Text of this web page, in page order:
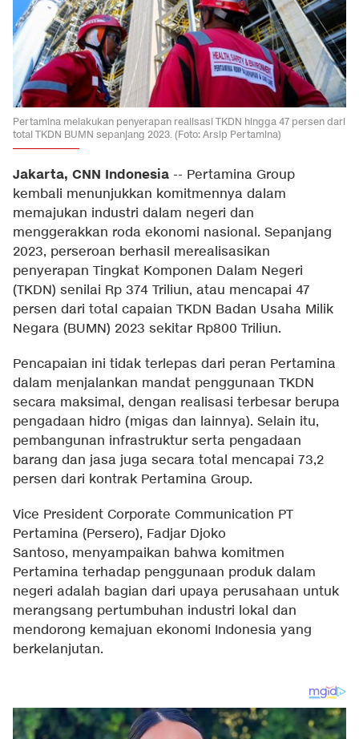
Pertamina melakukan penyerapan realisasi TKDN hingga 47 persen dari
total TKDN BUMN sepanjang 2023. (Foto: Arsip Pertamina)
Jakarta, CNN Indonesia -- Pertamina Group
kembali menunjukkan komitmennya dalam
memajukan industri dalam negeri dan
menggerakkan roda ekonomi nasional. Sepanjang
2023, perseroan berhasil merealisasikan
penyerapan Tingkat Komponen Dalam Negeri
(TKDN) senilai Rp 374 Triliun, atau mencapai 47
persen dari total capaian TKDN Badan Usaha Milik
Negara (BUMN) 2023 sekitar Rp800 Triliun.
Pencapaian ini tidak terlepas dari peran Pertamina
dalam menjalankan mandat penggunaan TKDN
secara maksimal, dengan realisasi terbesar berupa
pengadaan hidro (migas dan lainnya). Selain itu,
pembangunan infrastruktur serta pengadaan
barang dan jasa juga secara total mencapai 73,2
persen dari kontrak Pertamina Group.
Vice President Corporate Communication PT
Pertamina (Persero), Fadjar Djoko
Santoso, menyampaikan bahwa komitmen
Pertamina terhadap penggunaan produk dalam
negeri adalah bagian dari upaya perusahaan untuk
merangsang pertumbuhan industri lokal dan
mendorong kemajuan ekonomi Indonesia yang
berkelanjutan.